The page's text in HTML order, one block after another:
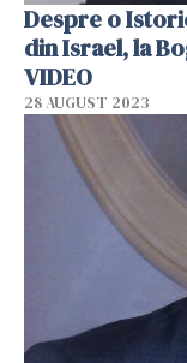
Despre o
din Israel, la
VIDEO
28 AUGUST 2023